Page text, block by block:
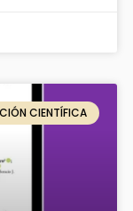
CIENTÍFICA